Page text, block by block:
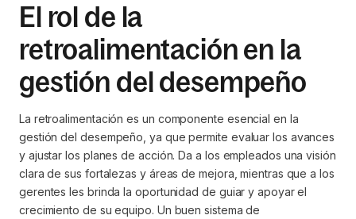
El rol de la
retroalimentación en la
gestión del desempeño
La retroalimentación es un componente esencial en la
gestión del desempeño, ya que permite evaluar los avances
y ajustar los planes de acción. Da a los empleados una visión
clara de sus fortalezas y áreas de mejora, mientras que a los
gerentes les brinda la oportunidad de guiar y apoyar el
crecimiento de su equipo. Un buen sistema de